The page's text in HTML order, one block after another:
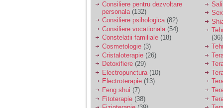
controla nervii si
cateodata are copilul
de suferit.
Am o bariera peste
care nu pot trece:
prietena mea a ramas
insarcinata cu o fata.
Am fost de comun
acord sa facem un
copil, cu gandul ca e
baiat.
Consiliere pentru dezvoltare
personala (132)
Consiliere psihologica(82)
Consiliere vocationala (54)
Constelatii familiale (18)
Cosmetologie (3)
Cristaloterapie (26)
Detoxifiere (29)
Electropunctura (10)
Electroterapie (13)
Feng shui (7)
Fitoterapie (38)
(36)